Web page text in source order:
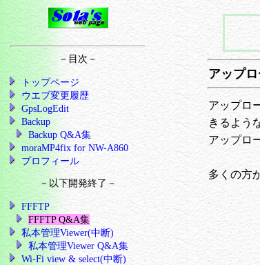
アップ
アップロ
きるよう
アップロ
多くの方
－目次－
トップページ
ウエブ変更履歴
GpsLogEdit
Backup
Backup Q&A集
moraMP4fix for NW-A860
プロフィール
－以下開発終了－
FFFTP
FFFTP Q&A集
私本管理Viewer(中断)
私本管理Viewer Q&A集
Wi-Fi view & select(中断)